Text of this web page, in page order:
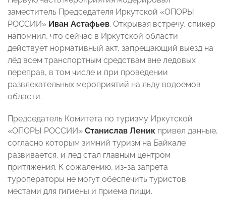
заместитель Председателя Иркутской «ОПОРЫ
РОССИИ» Иван Астафьев. Открывая встречу, спикер
напомнил, что сейчас в Иркутской области
действует нормативный акт, запрещающий выезд на
лёд всем транспортным средствам вне ледовых
переправ, в том числе и при проведении
развлекательных мероприятий на льду водоемов
области.
Председатель Комитета по туризму Иркутской
«ОПОРЫ РОССИИ» Станислав Леник привел данные,
согласно которым зимний туризм на Байкале
развивается, и лед стал главным центром
притяжения. К сожалению, из-за запрета
туроператоры не могут обеспечить туристов
местами для гигиены и приема пищи.